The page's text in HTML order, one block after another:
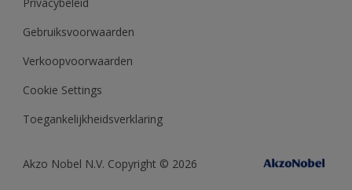
Kennisbank
Gebruiksvoorwaarden
Verkoopvoorwaarden
Cookie Settings
Toegankelijkheidsverklaring
Akzo Nobel N.V. Copyright © 2026